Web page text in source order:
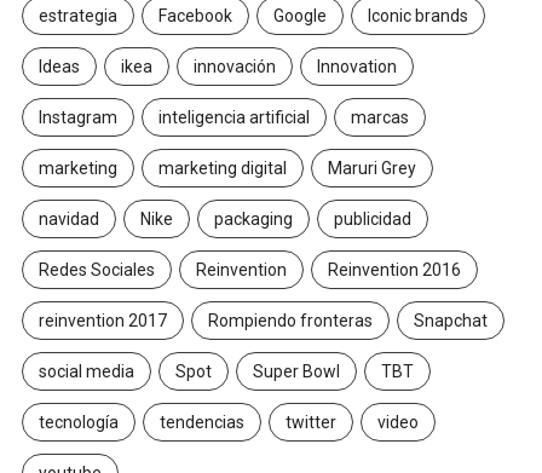
estrategia Facebook Google Iconic brands
Ideas ikea innovación Innovation
Instagram inteligencia artificial marcas
marketing marketing digital Maruri Grey
navidad Nike packaging publicidad
Redes Sociales Reinvention Reinvention 2016
reinvention 2017 Rompiendo fronteras Snapchat
social media Spot Super Bowl TBT
tecnología tendencias twitter video